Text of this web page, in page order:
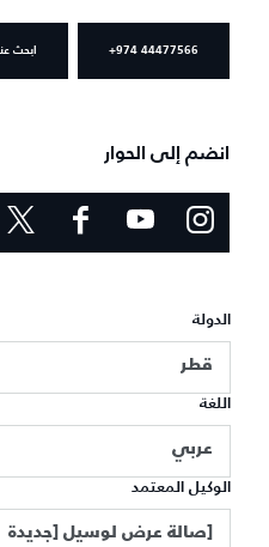
+974 44477566 ابحث عنا
انضم إلى الحوار
الدولة
قطر
اللغة
عربي
الوكيل المعتمد
[صالة عرض لوسيل [جديدة